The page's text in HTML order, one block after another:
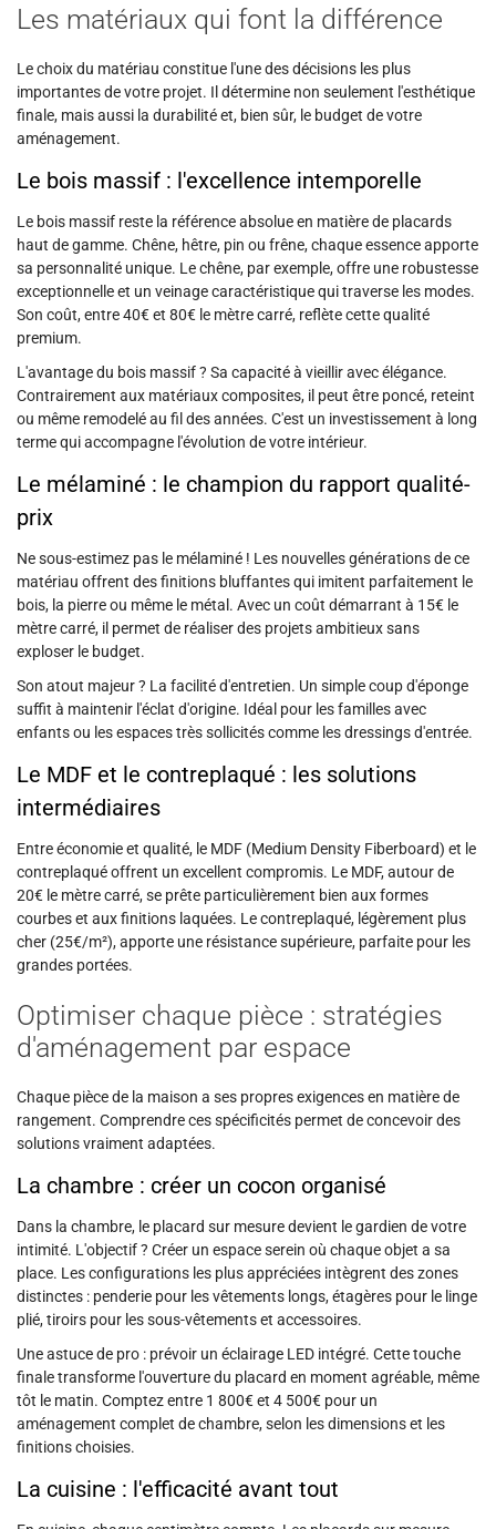
Les matériaux qui font la différence
Le choix du matériau constitue l'une des décisions les plus
importantes de votre projet. Il détermine non seulement l'esthétique
finale, mais aussi la durabilité et, bien sûr, le budget de votre
aménagement.
Le bois massif : l'excellence intemporelle
Le bois massif reste la référence absolue en matière de placards
haut de gamme. Chêne, hêtre, pin ou frêne, chaque essence apporte
sa personnalité unique. Le chêne, par exemple, offre une robustesse
exceptionnelle et un veinage caractéristique qui traverse les modes.
Son coût, entre 40€ et 80€ le mètre carré, reflète cette qualité
premium.
L'avantage du bois massif ? Sa capacité à vieillir avec élégance.
Contrairement aux matériaux composites, il peut être poncé, reteint
ou même remodelé au fil des années. C'est un investissement à long
terme qui accompagne l'évolution de votre intérieur.
Le mélaminé : le champion du rapport qualité-
prix
Ne sous-estimez pas le mélaminé ! Les nouvelles générations de ce
matériau offrent des finitions bluffantes qui imitent parfaitement le
bois, la pierre ou même le métal. Avec un coût démarrant à 15€ le
mètre carré, il permet de réaliser des projets ambitieux sans
exploser le budget.
Son atout majeur ? La facilité d'entretien. Un simple coup d'éponge
suffit à maintenir l'éclat d'origine. Idéal pour les familles avec
enfants ou les espaces très sollicités comme les dressings d'entrée.
Le MDF et le contreplaqué : les solutions
intermédiaires
Entre économie et qualité, le MDF (Medium Density Fiberboard) et le
contreplaqué offrent un excellent compromis. Le MDF, autour de
20€ le mètre carré, se prête particulièrement bien aux formes
courbes et aux finitions laquées. Le contreplaqué, légèrement plus
cher (25€/m²), apporte une résistance supérieure, parfaite pour les
grandes portées.
Optimiser chaque pièce : stratégies
d'aménagement par espace
Chaque pièce de la maison a ses propres exigences en matière de
rangement. Comprendre ces spécificités permet de concevoir des
solutions vraiment adaptées.
La chambre : créer un cocon organisé
Dans la chambre, le placard sur mesure devient le gardien de votre
intimité. L'objectif ? Créer un espace serein où chaque objet a sa
place. Les configurations les plus appréciées intègrent des zones
distinctes : penderie pour les vêtements longs, étagères pour le linge
plié, tiroirs pour les sous-vêtements et accessoires.
Une astuce de pro : prévoir un éclairage LED intégré. Cette touche
finale transforme l'ouverture du placard en moment agréable, même
tôt le matin. Comptez entre 1 800€ et 4 500€ pour un
aménagement complet de chambre, selon les dimensions et les
finitions choisies.
La cuisine : l'efficacité avant tout